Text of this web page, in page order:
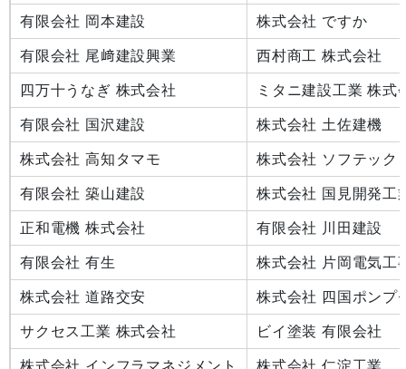
有限会社 岡本建設 株式会社 ですか
有限会社 尾﨑建設興業 西村商工 株式会社
四万十うなぎ 株式会社 ミタニ建設工業 株式
有限会社 国沢建設 株式会社 土佐建機
株式会社 高知タマモ 株式会社 ソフテック
有限会社 築山建設 株式会社 国見開発工
正和電機 株式会社 有限会社 川田建設
有限会社 有生 株式会社 片岡電気工
株式会社 道路交安 株式会社 四国ポンプ
サクセス工業 株式会社 ビイ塗装 有限会社